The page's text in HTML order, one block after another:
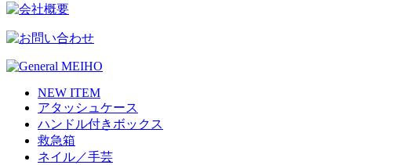
NEW ITEM
アタッシュケース
ハンドル付きボックス
救急箱
ネイル／手芸